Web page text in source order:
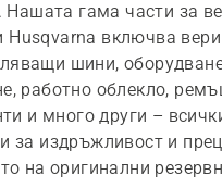
Нашата гама части за
Husqvarna включва
шини,
работно облекло,
и много други –
за издръжливост и
на оригинални